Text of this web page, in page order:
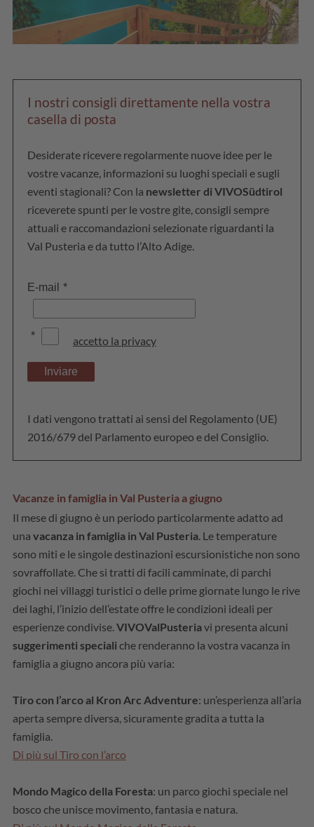
I nostri consigli direttamente nella vostra
casella di posta
Desiderate ricevere regolarmente nuove idee per le
vostre vacanze, informazioni su luoghi speciali e sugli
eventi stagionali? Con la newsletter di VIVOSüdtirol
riceverete spunti per le vostre gite, consigli sempre
attuali e raccomandazioni selezionate riguardanti la
Val Pusteria e da tutto l’Alto Adige.
E-mail *
* accetto la privacy
Inviare
I dati vengono trattati ai sensi del Regolamento (UE)
2016/679 del Parlamento europeo e del Consiglio.
Vacanze in famiglia in Val Pusteria a giugno
Il mese di giugno è un periodo particolarmente adatto ad
una vacanza in famiglia in Val Pusteria . Le temperature
sono miti e le singole destinazioni escursionistiche non sono
sovraffollate. Che si tratti di facili camminate, di parchi
giochi nei villaggi turistici o delle prime giornate lungo le rive
dei laghi, l’inizio dell’estate offre le condizioni ideali per
esperienze condivise. VIVOValPusteriavi presenta alcuni
suggerimenti speciali che renderanno la vostra vacanza in
famiglia a giugno ancora più varia:
Tiro con l’arco al Kron Arc Adventure: un’esperienza all’aria
aperta sempre diversa, sicuramente gradita a tutta la
famiglia.
Di più sul Tiro con l’arco
Mondo Magico della Foresta: un parco giochi speciale nel
bosco che unisce movimento, fantasia e natura.